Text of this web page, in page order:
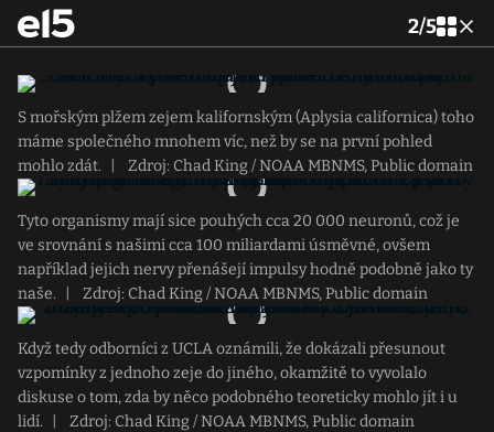
2/5
S mořským plžem zejem kalifornským (Aplysia californica) toho
máme společného mnohem víc, než by se na první pohled
mohlo zdát.
Zdroj: Chad King / NOAA MBNMS, Public domain
Tyto organismy mají sice pouhých cca 20 000 neuronů, což je
ve srovnání s našimi cca 100 miliardami úsměvné, ovšem
například jejich nervy přenášejí impulsy hodně podobně jako ty
naše.
Zdroj: Chad King / NOAA MBNMS, Public domain
Když tedy odborníci z UCLA oznámili, že dokázali přesunout
vzpomínky z jednoho zeje do jiného, okamžitě to vyvolalo
diskuse o tom, zda by něco podobného teoreticky mohlo jít i u
lidí.
Zdroj: Chad King / NOAA MBNMS, Public domain